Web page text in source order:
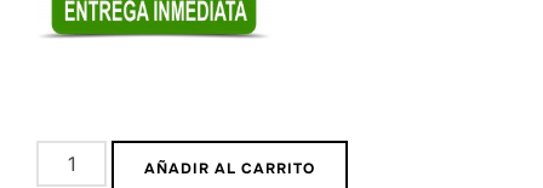
AÑADIR AL CARRITO